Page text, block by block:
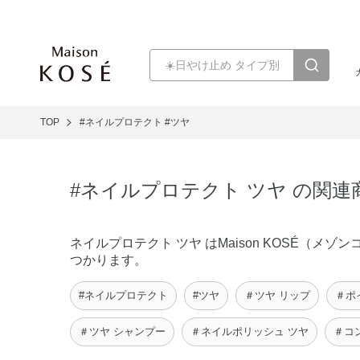
TOP #ネイルプロテクト #ツヤ
#ネイルプロテクト ツヤ の関連
ネイルプロテクト ツヤ はMaison KOSÉ（メゾン
つかります。
#ネイルプロテクト #ツヤ ＃ツヤ リップ ＃
＃ツヤ シャンプー ＃ネイルポリッシュ ツヤ ＃コ